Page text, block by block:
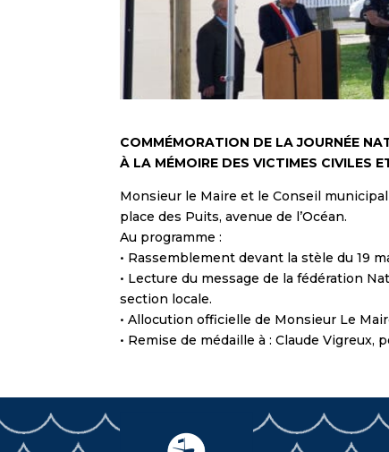
COMMÉMORATION DE LA JOURNÉE
À LA MÉMOIRE DES VICTIMES CIVILES
Monsieur le Maire et le Conseil
place des Puits, avenue de l’Océan.
Au programme :
• Rassemblement devant la stèle du 19
• Lecture du message de la fédération
section locale.
• Allocution officielle de Monsieur Le
• Remise de médaille à : Claude Vigreux,